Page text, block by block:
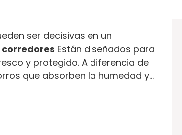
ser decisivas en un
Están diseñados para
y protegido. A diferencia de
que absorben la humedad y...